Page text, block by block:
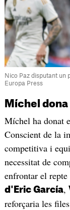
Nico Paz disputant un
Europa Press
Míchel
Míchel ha donat
Conscient de la
competitiva i
necessitat de
enfrontar el
d'Eric García,
reforçaria les